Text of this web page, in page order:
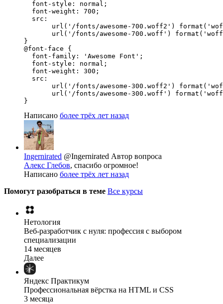
  font-style: normal;
  font-weight: 700;
  src:
url('/fonts/awesome-700.woff2')
url('/fonts/awesome-700.woff')
}
@font-face {
  font-family: 'Awesome Font';
  font-style: normal;
  font-weight: 300;
  src:
url('/fonts/awesome-300.woff2')
url('/fonts/awesome-300.woff')
}
Написано более трёх лет назад
Ingernirated @Ingernirated Автор вопроса
Алекс Глебов, спасибо огромное!
Написано более трёх лет назад
Помогут разобраться в теме Все курсы
Нетология
Веб-разработчик с нуля: профессия с выбором
специализации
14 месяцев
Далее
Яндекс Практикум
Профессиональная вёрстка на HTML и CSS
3 месяца